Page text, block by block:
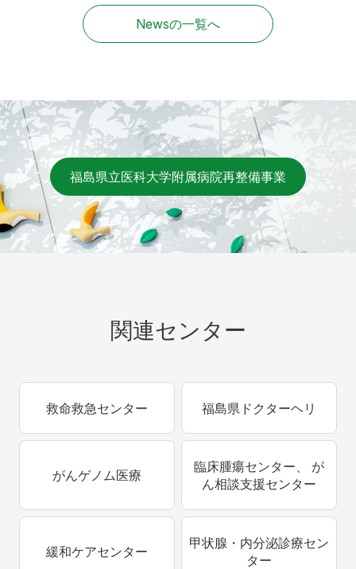
Newsの一覧へ
福島県立医科大学附属病院再整備事業
関連センター
救命救急センター 福島県ドクターヘリ
がんゲノム医療
臨床腫瘍センター、 が
ん相談支援センター
緩和ケアセンター
甲状腺・内分泌診療セン
ター